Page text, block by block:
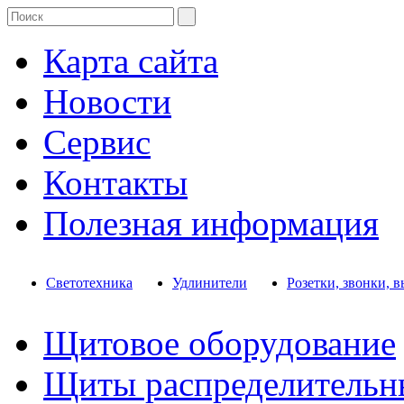
Карта сайта
Новости
Сервис
Контакты
Полезная информация
Светотехника Удлинители Розетки, звонки,
Щитовое оборудование
Щиты